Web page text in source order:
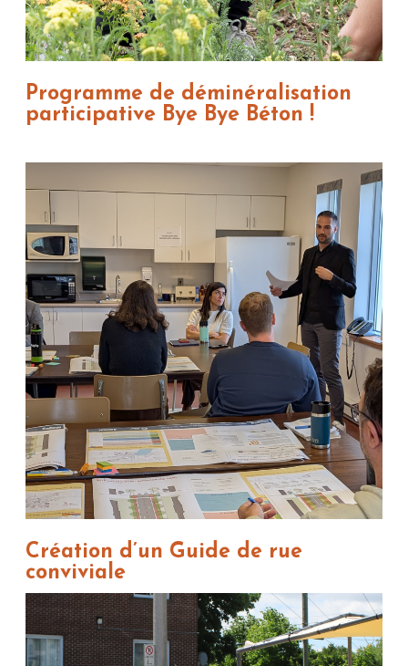
Programme de déminéralisation
participative Bye Bye Béton !
Création d’un Guide de rue
conviviale